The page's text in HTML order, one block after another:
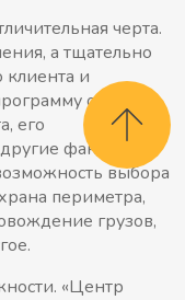
черта.
а тщательно
клиента и
охраны,
его
факторы.
выбора
периметра,
грузов,
«Центр